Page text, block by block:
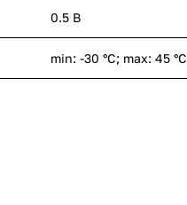
0.5 В
min: -30 °C; max: 45 °C